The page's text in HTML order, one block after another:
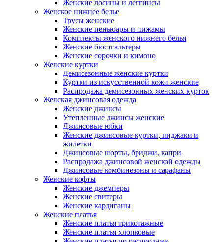
Женские лосины и леггинсы
Женское нижнее белье
Трусы женские
Женские пеньюары и пижамы
Комплекты женского нижнего белья
Женские бюстгальтеры
Женские сорочки и кимоно
Женские куртки
Демисезонные женские куртки
Куртки из искусственной кожи женские
Распродажа демисезонных женских курток
Женская джинсовая одежда
Женские джинсы
Утепленные джинсы женские
Джинсовые юбки
Женские джинсовые куртки, пиджаки и
жилетки
Джинсовые шорты, бриджи, капри
Распродажа джинсовой женской одежды
Джинсовые комбинезоны и сарафаны
Женские кофты
Женские джемперы
Женские свитеры
Женские кардиганы
Женские платья
Женские платья трикотажные
Женские платья хлопковые